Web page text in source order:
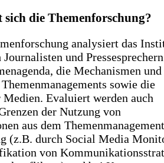
die Themenforschung?
analysiert das
und
die Mechanismen und
sowie die
Medien. Evaluiert werden auch
der Nutzung von
aus dem
(z.B. durch Social Media
von